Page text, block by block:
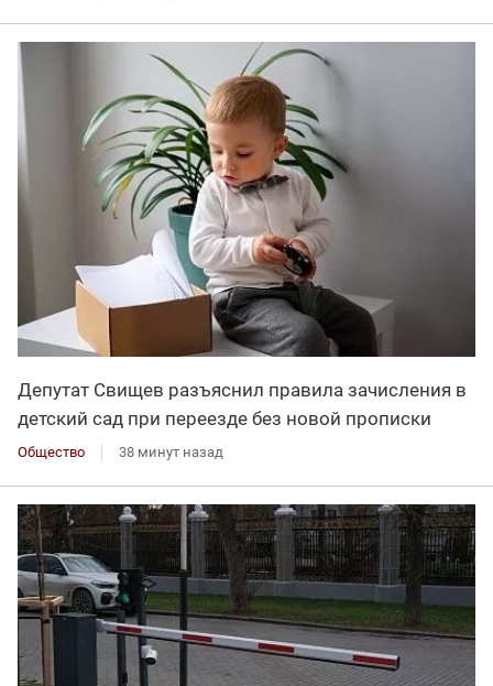
Депутат Свищев разъяснил правила зачисления в
детский сад при переезде без новой прописки
Общество 38 минут назад